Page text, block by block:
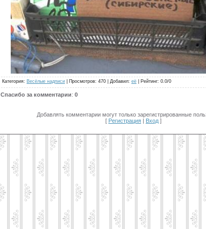
Категория: Весёлые надписи Просмотров: 470 | Добавил: её Рейтинг: 0.0/0
Спасибо за комментарии: 0
Добавлять комментарии могут только зарегистрированные
[ Регистрация | Вход ]